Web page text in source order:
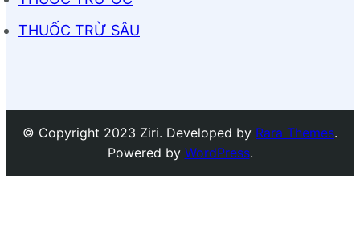
THUỐC TRỪ SÂU
© Copyright 2023 Ziri. Developed by Rara Themes.
Powered by WordPress.